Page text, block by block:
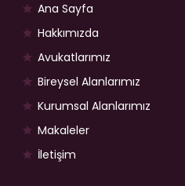
Ana Sayfa
Hakkımızda
Avukatlarımız
Bireysel Alanlarımız
Kurumsal Alanlarımız
Makaleler
İletişim